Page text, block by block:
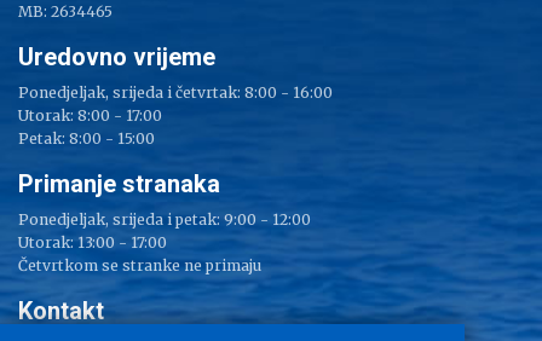
MB: 2634465
Uredovno vrijeme
Ponedjeljak, srijeda i četvrtak: 8:00 - 16:00
Utorak: 8:00 - 17:00
Petak: 8:00 - 15:00
Primanje stranaka
Ponedjeljak, srijeda i petak: 9:00 - 12:00
Utorak: 13:00 - 17:00
Četvrtkom se stranke ne primaju
Kontakt